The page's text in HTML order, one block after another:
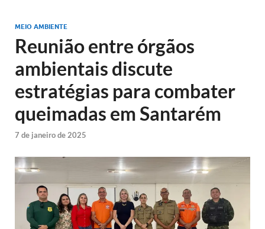
MEIO AMBIENTE
Reunião entre órgãos
ambientais discute
estratégias para combater
queimadas em Santarém
7 de janeiro de 2025